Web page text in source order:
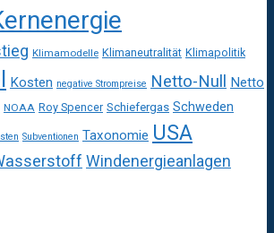
Klimamodelle Klimaneutralität Klimapolitik
Kosten negative Strompreise Netto-Null
Netto
NOAA Roy Spencer Schiefergas Schweden
Subventionen Taxonomie USA
Windenergieanlagen